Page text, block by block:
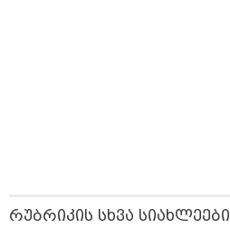
რუბრიკის სხვა სიახლეები